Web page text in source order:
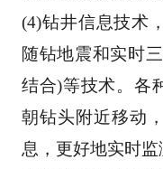
(4)钻井信息技术
随钻地震和实时
结合)等技术。各
朝钻头附近移动
息，更好地实时监